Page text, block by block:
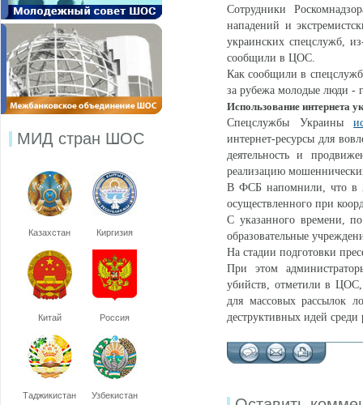
МИД стран ШОС
Казахстан Киргизия
Китай Россия
Таджикистан Узбекистан
Сотрудники
нападений и
украинских спецслужб,
сообщили в ЦОС.
Как сообщили в
за рубежа молодые люди -
Использование интернета
Спецслужбы Украины
интернет-ресурсы для
деятельность и
реализацию
В ФСБ напомнили, что в
осуществленного при
С указанного времени,
образовательные
На стадии подготовки
При этом
убийств, отметили в ЦОС,
для массовых рассылок
деструктивных идей